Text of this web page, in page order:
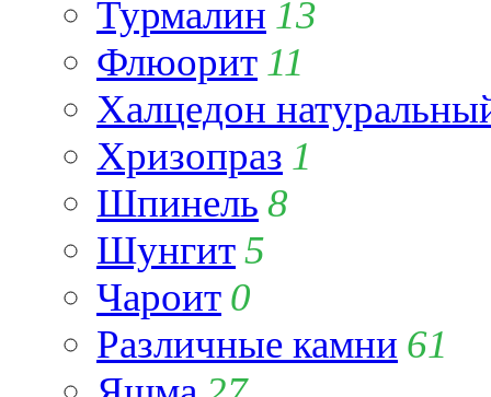
Турмалин 13
Флюорит 11
Халцедон
Хризопраз 1
Шпинель 8
Шунгит5
Чароит 0
Различные камни 61